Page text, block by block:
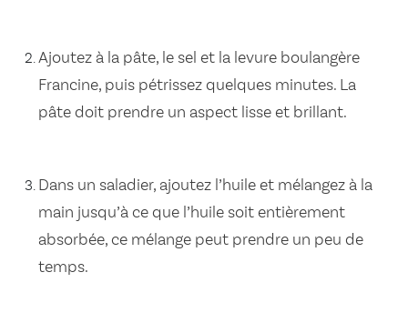
Ajoutez à la pâte, le sel et la levure boulangère
Francine, puis pétrissez quelques minutes. La
pâte doit prendre un aspect lisse et brillant.
Dans un saladier, ajoutez l’huile et mélangez à la
main jusqu’à ce que l’huile soit entièrement
absorbée, ce mélange peut prendre un peu de
temps.